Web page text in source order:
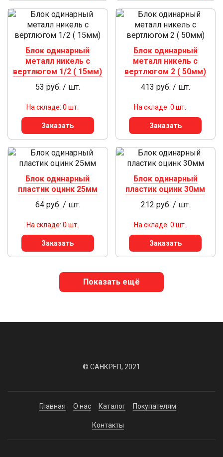
Блок одинарный
металл никель с
вертлюгом 1/2 ( 15мм)
53 руб. / шт.
На складе: 0 шт.
Заказать
Блок одинарный
металл никель с
вертлюгом 2 ( 50мм)
413 руб. / шт.
На складе: 0 шт.
Заказать
Блок одинарный
пластик оцинк 25мм
64 руб. / шт.
На складе: 0 шт.
Заказать
Блок одинарный
пластик оцинк 30мм
212 руб. / шт.
На складе: 0 шт.
Заказать
Показать ещё
© САНКРЕП, 2021
Главная О нас Каталог Покупателям
Контакты